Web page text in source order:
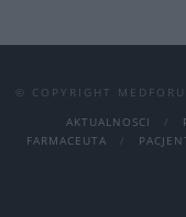
© COPYRIGHT
AKTUALNOSCI
FARMACEUTA